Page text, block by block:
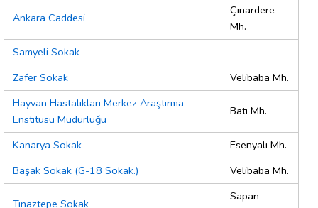
Ankara Caddesi
Çınardere
Mh.
Samyeli Sokak
Zafer Sokak
Velibaba Mh.
Hayvan Hastalıkları Merkez Araştırma
Enstitüsü Müdürlüğü
Batı Mh.
Kanarya Sokak
Esenyalı Mh.
Başak Sokak (G-18 Sokak.)
Velibaba Mh.
Tınaztepe Sokak
Sapan